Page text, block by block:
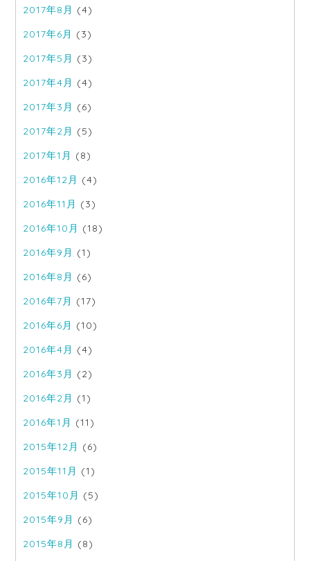
2017年8月 (4)
2017年6月 (3)
2017年5月 (3)
2017年4月 (4)
2017年3月 (6)
2017年2月 (5)
2017年1月 (8)
2016年12月 (4)
2016年11月 (3)
2016年10月 (18)
2016年9月 (1)
2016年8月 (6)
2016年7月 (17)
2016年6月 (10)
2016年4月 (4)
2016年3月 (2)
2016年2月 (1)
2016年1月 (11)
2015年12月 (6)
2015年11月 (1)
2015年10月 (5)
2015年9月 (6)
2015年8月 (8)